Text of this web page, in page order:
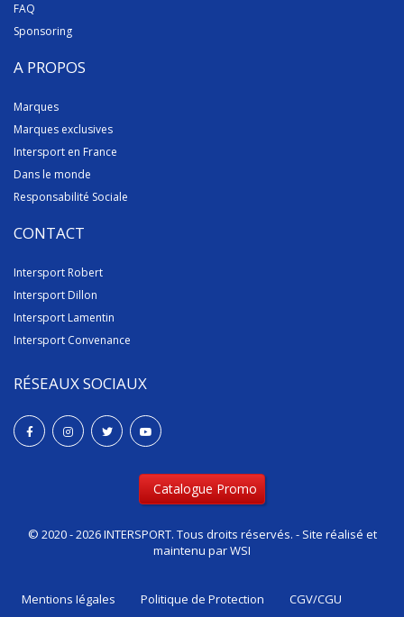
FAQ
Sponsoring
A PROPOS
Marques
Marques exclusives
Intersport en France
Dans le monde
Responsabilité Sociale
CONTACT
Intersport Robert
Intersport Dillon
Intersport Lamentin
Intersport Convenance
RÉSEAUX SOCIAUX
Catalogue Promo
© 2020 - 2026 INTERSPORT. Tous droits réservés. - Site réalisé et
maintenu parWSI
Mentions Iégales Politique de Protection CGV/CGU